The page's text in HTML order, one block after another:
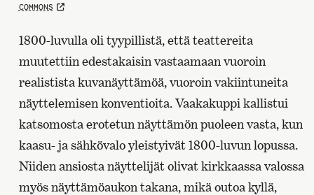
COMMONS
1800-luvulla oli tyypillistä, että teattereita
muutettiin edestakaisin vastaamaan vuoroin
realistista kuvanäyttämöä, vuoroin vakiintuneita
näyttelemisen konventioita. Vaakakuppi kallistui
katsomosta erotetun näyttämön puoleen vasta, kun
kaasu- ja sähkövalo yleistyivät 1800-luvun lopussa.
Niiden ansiosta näyttelijät olivat kirkkaassa valossa
myös näyttämöaukon takana, mikä outoa kyllä,